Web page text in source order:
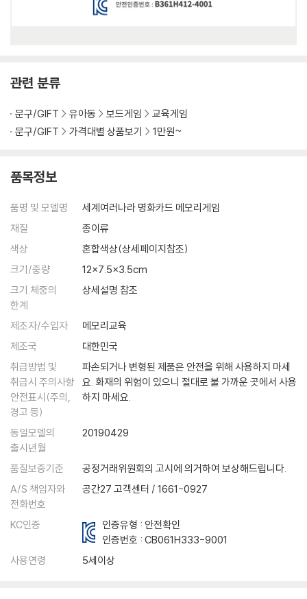
관련 분류
문구/GIFT 유아동 보드게임
교육게임
문구/GIFT
가격대별 상품보기 1만원~
품목정보
품명 및 모델명
세계여러나라 명화카드 메모리게임
재질
종이류
색상
혼합색상(상세페이지참조)
크기/중량
12x7.5x3.5cm
크기.체중의
한계
상세설명 참조
제조자/수입자
메모리교육
제조국
대한민국
취급방법 및
취급시 주의사항
안전표시(주의,
경고 등)
파손되거나 변형된 제품은 안전을 위해 사용하지 마세
요. 화재의 위험이 있으니 절대로 불 가까운 곳에서 사용
하지 마세요.
동일모델의
출시년월
20190429
품질보증기준
공정거래위원회의 고시에 의거하여 보상해드립니다.
A/S 책임자와
전화번호
공간27 고객센터 / 1661-0927
KC인증
인증유형 : 안전확인
인증번호 :CB061H333-9001
사용연령
5세이상